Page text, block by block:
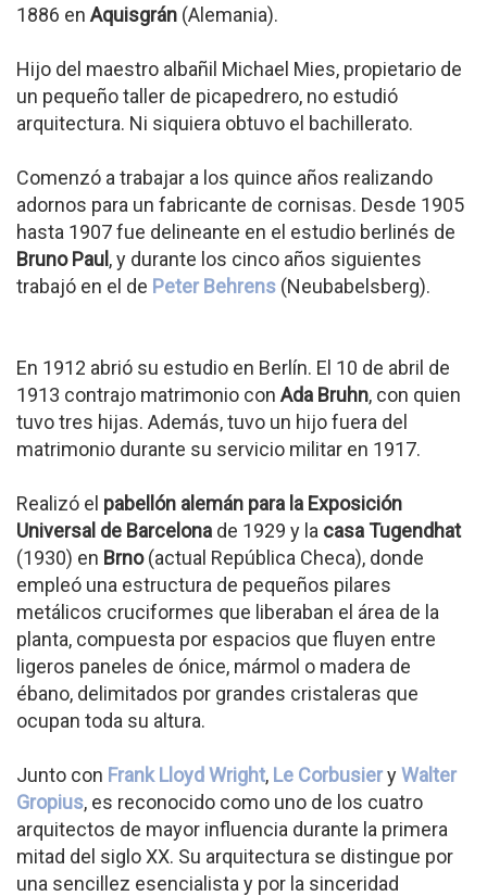
1886 en Aquisgrán (Alemania).
Hijo del maestro albañil Michael Mies, propietario de
un pequeño taller de picapedrero, no estudió
arquitectura. Ni siquiera obtuvo el bachillerato.
Comenzó a trabajar a los quince años realizando
adornos para un fabricante de cornisas. Desde 1905
hasta 1907 fue delineante en el estudio berlinés de
Bruno Paul , y durante los cinco años siguientes
trabajó en el de Peter Behrens (Neubabelsberg).
En 1912 abrió su estudio en Berlín. El 10 de abril de
1913 contrajo matrimonio con Ada Bruhn, con quien
tuvo tres hijas. Además, tuvo un hijo fuera del
matrimonio durante su servicio militar en 1917.
Realizó el pabellón alemán para la Exposición
Universal de Barcelona de 1929 y la casa Tugendhat
(1930) en Brno(actual República Checa), donde
empleó una estructura de pequeños pilares
metálicos cruciformes que liberaban el área de la
planta, compuesta por espacios que fluyen entre
ligeros paneles de ónice, mármol o madera de
ébano, delimitados por grandes cristaleras que
ocupan toda su altura.
Junto con Frank Lloyd Wright, Le CorbusieryWalter
Gropius, es reconocido como uno de los cuatro
arquitectos de mayor influencia durante la primera
mitad del siglo XX. Su arquitectura se distingue por
una sencillez esencialista y por la sinceridad